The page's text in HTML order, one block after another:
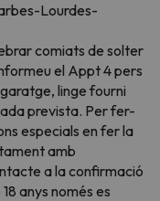
Lourdes-
comiats de solter
el Appt 4 pers
linge fourni
prevista. Per fer-
especials en fer la
amb
a la confirmació
anys només es